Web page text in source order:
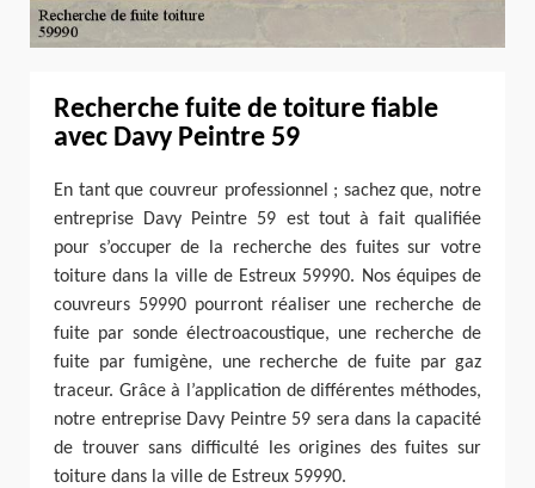
Recherche fuite de toiture fiable
avec Davy Peintre 59
En tant que couvreur professionnel ; sachez que, notre
entreprise Davy Peintre 59 est tout à fait qualifiée
pour s’occuper de la recherche des fuites sur votre
toiture dans la ville de Estreux 59990. Nos équipes de
couvreurs 59990 pourront réaliser une recherche de
fuite par sonde électroacoustique, une recherche de
fuite par fumigène, une recherche de fuite par gaz
traceur. Grâce à l’application de différentes méthodes,
notre entreprise Davy Peintre 59 sera dans la capacité
de trouver sans difficulté les origines des fuites sur
toiture dans la ville de Estreux 59990.